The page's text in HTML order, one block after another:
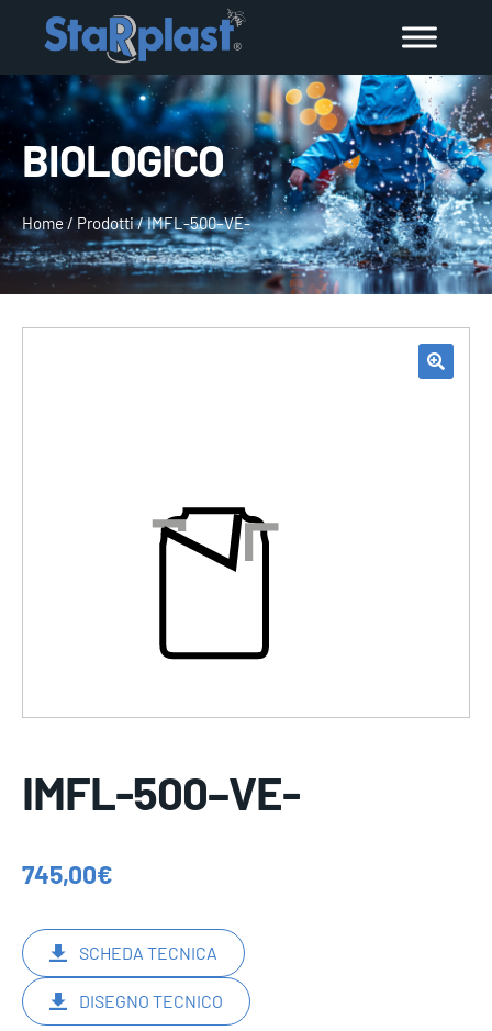
BIOLOGICO
Home/ Prodotti/IMFL-500–VE-
IMFL-500–VE-
745,00€
SCHEDA TECNICA
DISEGNO TECNICO